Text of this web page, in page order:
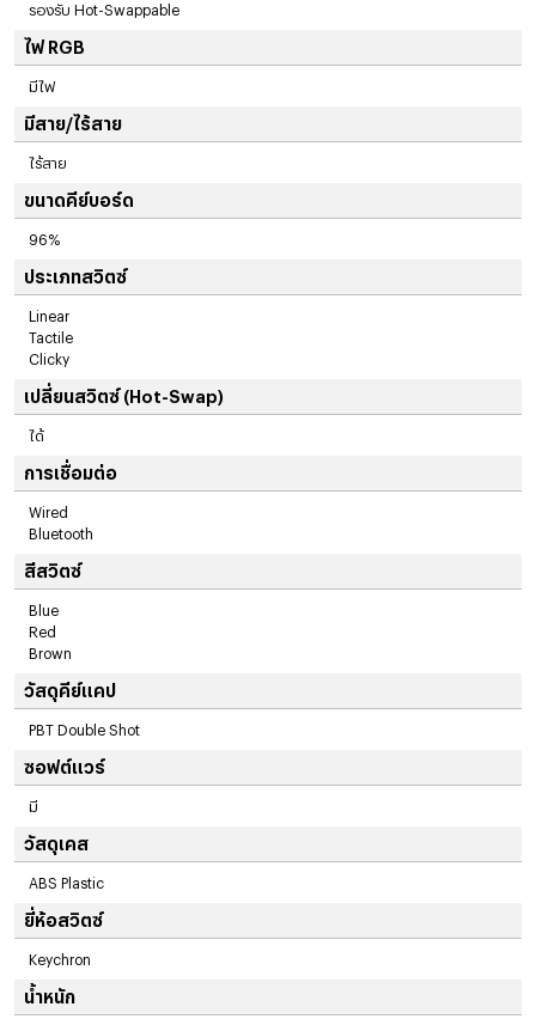
รองรับ Hot-Swappable
ไฟ RGB
มีไฟ
มีสาย/ไร้สาย
ไร้สาย
ขนาดคีย์บอร์ด
96%
ประเภทสวิตซ์
Linear
Tactile
Clicky
เปลี่ยนสวิตซ์ (Hot-Swap)
ได้
การเชื่อมต่อ
Wired
Bluetooth
สีสวิตซ์
Blue
Red
Brown
วัสดุคีย์แคป
PBT Double Shot
ซอฟต์แวร์
มี
วัสดุเคส
ABS Plastic
ยี่ห้อสวิตซ์
Keychron
น้ำหนัก